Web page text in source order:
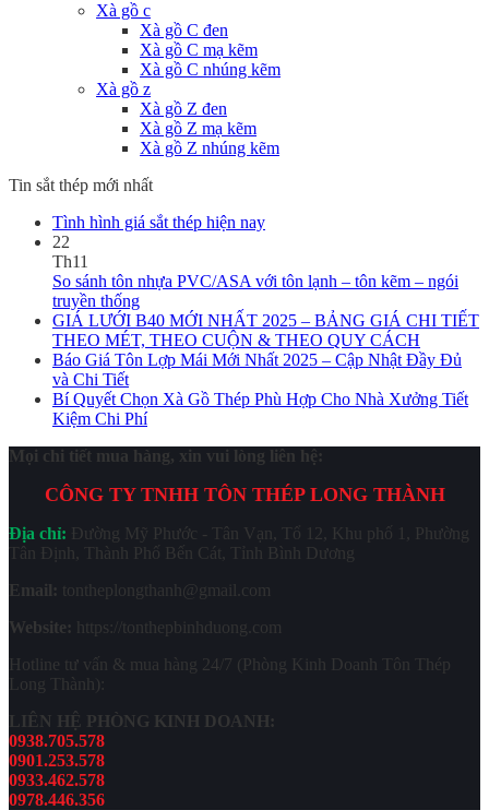
Xà gồ c
Xà gồ C đen
Xà gồ C mạ kẽm
Xà gồ C nhúng kẽm
Xà gồ z
Xà gồ Z đen
Xà gồ Z mạ kẽm
Xà gồ Z nhúng kẽm
Tin sắt thép mới nhất
Tình hình giá sắt thép hiện nay
22
Th11
So sánh tôn nhựa PVC/ASA với tôn lạnh – tôn kẽm – ngói
truyền thống
GIÁ LƯỚI B40 MỚI NHẤT 2025 – BẢNG GIÁ CHI TIẾT
THEO MÉT, THEO CUỘN & THEO QUY CÁCH
Báo Giá Tôn Lợp Mái Mới Nhất 2025 – Cập Nhật Đầy Đủ
và Chi Tiết
Bí Quyết Chọn Xà Gồ Thép Phù Hợp Cho Nhà Xưởng Tiết
Kiệm Chi Phí
Mọi chi tiết mua hàng, xin vui lòng liên hệ:
CÔNG TY TNHH TÔN THÉP LONG THÀNH
Địa chỉ: Đường Mỹ Phước - Tân Vạn, Tổ 12, Khu phố 1, Phường
Tân Định, Thành Phố Bến Cát, Tỉnh Bình Dương
Email: tontheplongthanh@gmail.com
Website: https://tonthepbinhduong.com
Hotline tư vấn & mua hàng 24/7 (Phòng Kinh Doanh Tôn Thép
Long Thành):
LIÊN HỆ PHÒNG KINH DOANH:
0938.705.578
0901.253.578
0933.462.578
0978.446.356